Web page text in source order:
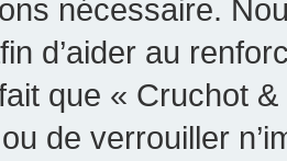
nécessaire.
d’aider au
que « Cruchot
de verrouiller